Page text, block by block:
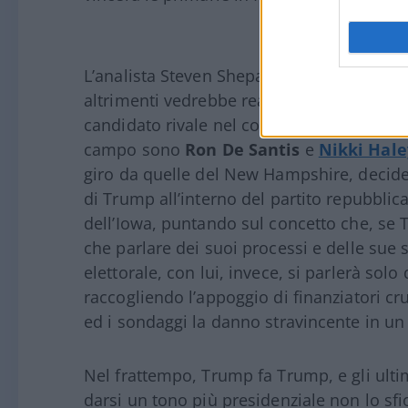
L’analista Steven Shepard sostiene che
altrimenti vedrebbe realmente
candidato rivale nel corso delle prossime
campo sono Ron De Santis e Nikki
giro da quelle del New Hampshire,
di Trump all’interno del partito
dell’Iowa, puntando sul concetto che,
che parlare dei suoi processi e delle sue
elettorale, con lui, invece, si parlerà solo
raccogliendo l’appoggio di finanziatori
ed i sondaggi la danno stravincente in
Nel frattempo, Trump fa Trump, e gli
darsi un tono più presidenziale non lo